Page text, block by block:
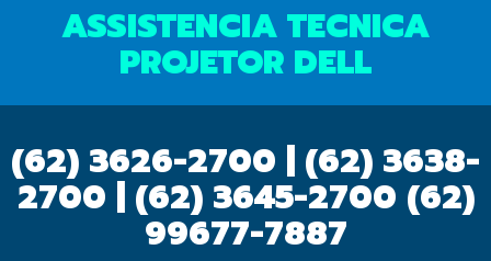
ASSISTENCIA TECNICA
PROJETOR DELL
(62) 3626-2700 | (62) 3638-
2700 | (62) 3645-2700 (62)
99677-7887